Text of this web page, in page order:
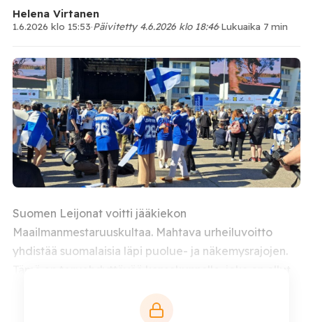
Helena Virtanen
1.6.2026 klo 15:53·Päivitetty 4.6.2026 klo 18:46·Lukuaika 7 min
Suomen Leijonat voitti jääkiekon
Maailmanmestaruuskultaa. Mahtava urheiluvoitto
yhdistää suomalaisia läpi puolue- ja näkemysrajojen.